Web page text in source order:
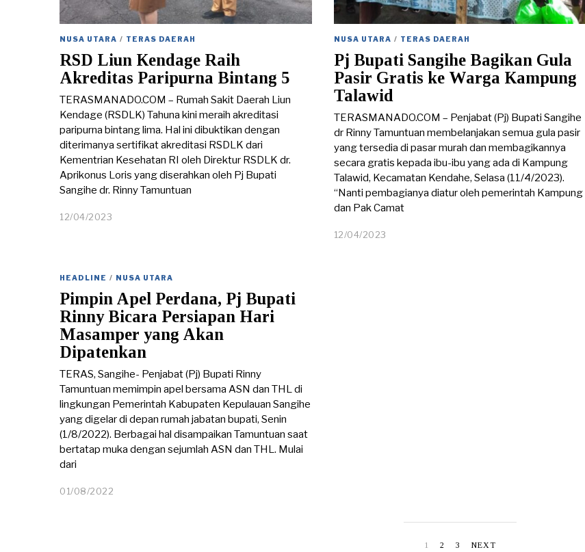
NUSA UTARA / TERAS DAERAH
RSD Liun Kendage Raih
Akreditas Paripurna Bintang 5
TERASMANADO.COM – Rumah Sakit Daerah Liun
Kendage (RSDLK) Tahuna kini meraih akreditasi
paripurna bintang lima. Hal ini dibuktikan dengan
diterimanya sertifikat akreditasi RSDLK dari
Kementrian Kesehatan RI oleh Direktur RSDLK dr.
Aprikonus Loris yang diserahkan oleh Pj Bupati
Sangihe dr. Rinny Tamuntuan
12/04/2023
0
2
NUSA UTARA / TERAS DAERAH
Pj Bupati Sangihe Bagikan Gula
Pasir Gratis ke Warga Kampung
Talawid
TERASMANADO.COM – Penjabat (Pj) Bupati Sangihe
dr Rinny Tamuntuan membelanjakan semua gula pasir
yang tersedia di pasar murah dan membagikannya
secara gratis kepada ibu-ibu yang ada di Kampung
Talawid, Kecamatan Kendahe, Selasa (11/4/2023).
“Nanti pembagianya diatur oleh pemerintah Kampung
dan Pak Camat
12/04/2023
HEADLINE / NUSA UTARA
Pimpin Apel Perdana, Pj Bupati
Rinny Bicara Persiapan Hari
Masamper yang Akan
Dipatenkan
TERAS, Sangihe- Penjabat (Pj) Bupati Rinny
Tamuntuan memimpin apel bersama ASN dan THL di
lingkungan Pemerintah Kabupaten Kepulauan Sangihe
yang digelar di depan rumah jabatan bupati, Senin
(1/8/2022). Berbagai hal disampaikan Tamuntuan saat
bertatap muka dengan sejumlah ASN dan THL. Mulai
dari
01/08/2022
1 2 3 NEXT